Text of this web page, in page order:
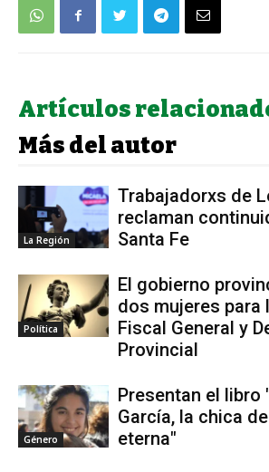
Artículos
Más del autor
La Región
Trabajadorxs de
reclaman
Santa Fe
Política
El gobierno
dos mujeres para
Fiscal General y
Provincial
Género
Presentan el libro
García, la chica
eterna"